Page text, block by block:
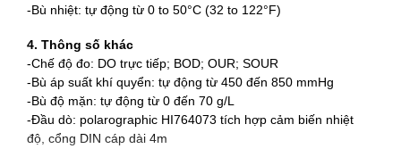
-Bù nhiệt: tự động từ 0 to 50°C (32 to 122°F)
4. Thông số khác
-Chế độ đo: DO trực tiếp; BOD; OUR; SOUR
-Bù áp suất khí quyển: tự động từ 450 đến 850 mmHg
-Bù độ mặn: tự động từ 0 đến 70 g/L
-Đầu dò: polarographic HI764073 tích hợp cảm biến nhiệt
độ, cổng DIN cáp dài 4m